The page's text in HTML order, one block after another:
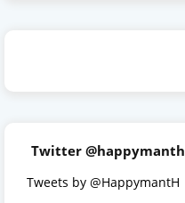
Twitter @happymanth
Tweets by @HappymantH